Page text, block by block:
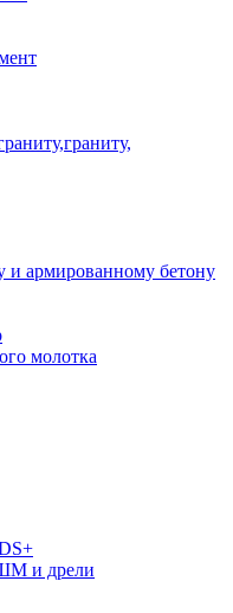
и армированному бетону
молотка
и дрели